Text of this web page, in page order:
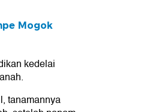
Mogok
kedelai
tanamannya